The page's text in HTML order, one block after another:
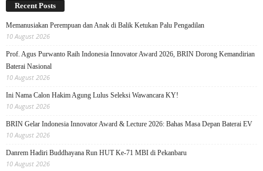
Recent Posts
Memanusiakan Perempuan dan Anak di Balik Ketukan Palu Pengadilan
10 August 2026
Prof. Agus Purwanto Raih Indonesia Innovator Award 2026, BRIN Dorong Kemandirian
Baterai Nasional
10 August 2026
Ini Nama Calon Hakim Agung Lulus Seleksi Wawancara KY!
10 August 2026
BRIN Gelar Indonesia Innovator Award & Lecture 2026: Bahas Masa Depan Baterai EV
10 August 2026
Danrem Hadiri Buddhayana Run HUT Ke-71 MBI di Pekanbaru
10 August 2026